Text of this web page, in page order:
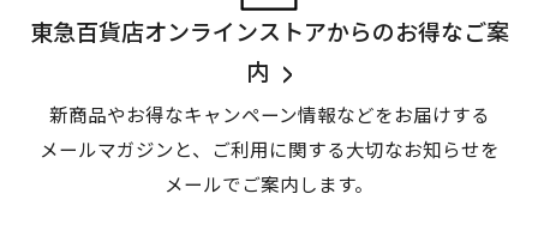
東急百貨店オンラインストアからのお得なご案
内
新商品やお得なキャンペーン情報などをお届けする
メールマガジンと、
ご利用に関する大切なお知らせを
メールでご案内します。